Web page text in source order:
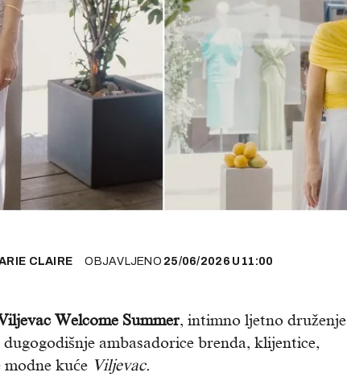
CLAIRE OBJAVLJENO 25/06/2026 U 11:00
Welcome Summer, intimno ljetno druženje
ambasadorice brenda, klijentice,
kuće Viljevac.